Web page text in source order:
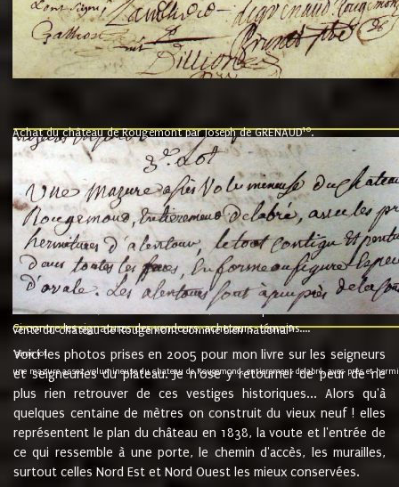
Achat du château de Rougemont par Joseph de GRENAUD10.
"l'an mil six cent soixante treze le ving neuvième jour du mois de
nommé fut présent Messire Claude Guillaume de Moyriat chevalier baron
vend, purement simplement et irrevocablement a monseigneur monsieur
et chavannes conseiller du roy au parlement de Bourgogne, present et
que le dit seigneur Baron de la Vellière a sur ses hommes, indivisables et
de la Velliere tout ainsi et comme le dit seigneur Baron et ses
présent......"
suivent les rentes, donation des terriers, etc... au prix de 880 livre louis
Ci contre les signatures des vendeurs, acheteurs, témoins....
vente du château de Rougemont comme bien national9.
"3ème lot
une mazure assez volumineuse du chateau de Rougemond, entierement delabré, avec près et
Voici les photos prises en 2005 pour mon livre sur les seigneurs
et seigneuries du plateau. Je n'ose y retourner de peur de ne
plus rien retrouver de ces vestiges historiques... Alors qu'à
quelques centaine de mètres on construit du vieux neuf ! elles
représentent le plan du château en 1838, la voute et l'entrée de
ce qui ressemble à une porte, le chemin d'accès, les murailles,
surtout celles Nord Est et Nord Ouest les mieux conservées.